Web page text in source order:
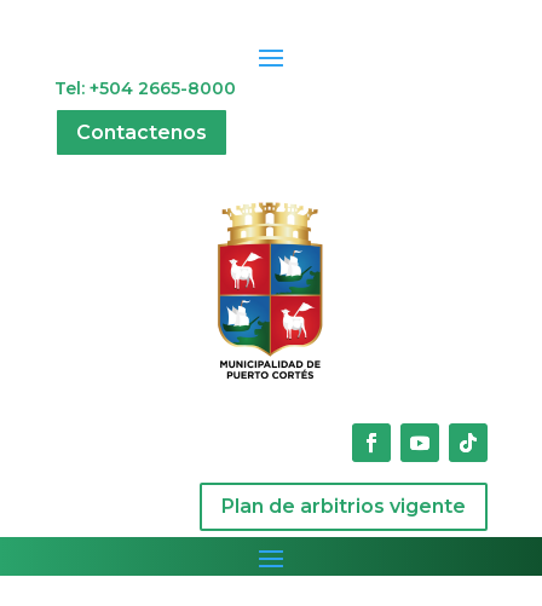
Tel: +504 2665-8000
Contactenos
Plan de arbitrios vigente